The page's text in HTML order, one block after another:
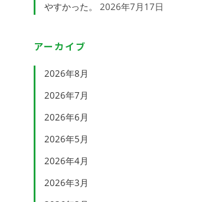
やすかった。
2026年7月17日
アーカイブ
2026年8月
2026年7月
2026年6月
2026年5月
2026年4月
2026年3月